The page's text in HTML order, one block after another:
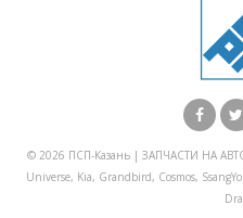
© 2026 ПСП-Казань | ЗАПЧАСТИ НА
Universe, Kia, Grandbird, Cosmos,